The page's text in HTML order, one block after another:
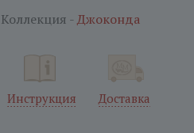
Коллекция -Джоконда
Инструкция Доставка